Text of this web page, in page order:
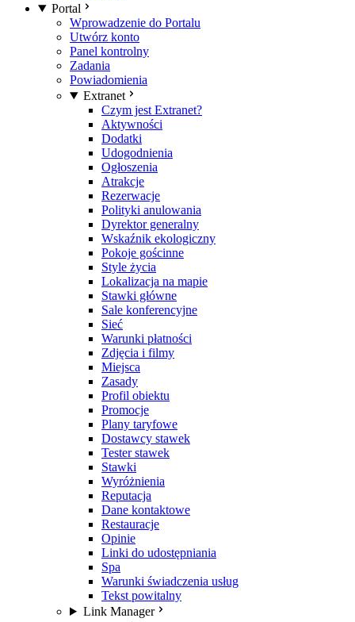
Portal
Wprowadzenie do Portalu
Utwórz konto
Panel kontrolny
Zadania
Powiadomienia
Extranet
Czym jest Extranet?
Aktywności
Dodatki
Udogodnienia
Ogłoszenia
Atrakcje
Rezerwacje
Polityki anulowania
Dyrektor generalny
Wskaźnik ekologiczny
Pokoje gościnne
Style życia
Lokalizacja na mapie
Stawki główne
Sale konferencyjne
Sieć
Warunki płatności
Zdjęcia i filmy
Miejsca
Zasady
Profil obiektu
Promocje
Plany taryfowe
Dostawcy stawek
Tester stawek
Stawki
Wyróżnienia
Reputacja
Dane kontaktowe
Restauracje
Opinie
Linki do udostępniania
Spa
Warunki świadczenia usług
Tekst powitalny
Link Manager